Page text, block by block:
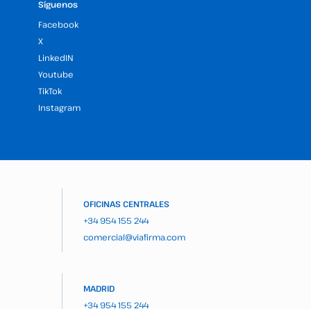
Síguenos
Facebook
X
LinkedIN
Youtube
TikTok
Instagram
OFICINAS CENTRALES
+34 954 155 244
comercial@viafirma.com
MADRID
+34 954 155 244